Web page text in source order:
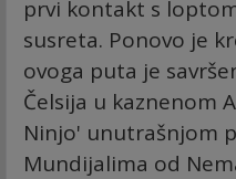
prvi kontakt s
susreta. Ponovo je
ovoga puta je
Čelsija u kaznenom
Ninjo' unutrašnjom
Mundijalima od